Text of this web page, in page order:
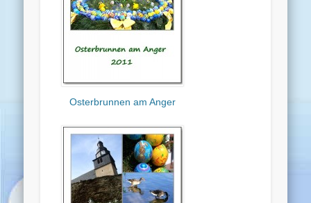
Osterbrunnen am Anger